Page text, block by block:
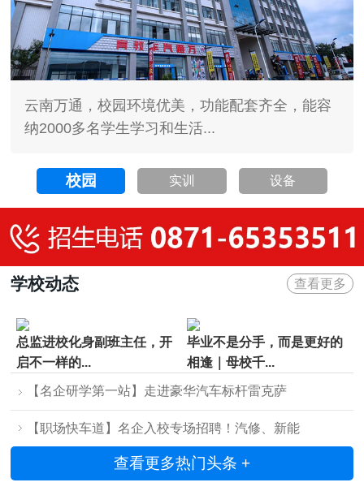
云南万通，校园环境优美，功能配套齐全，能容
纳2000多名学生学习和生活...
校园 实训 设备
学校动态 查看更多
总监进校化身副班主任，开
启不一样的...
毕业不是分手，而是更好的
相逢｜母校千...
【名企研学第一站】走进豪华汽车标杆雷克萨
【职场快车道】名企入校专场招聘！汽修、新能
查看更多热门头条 +